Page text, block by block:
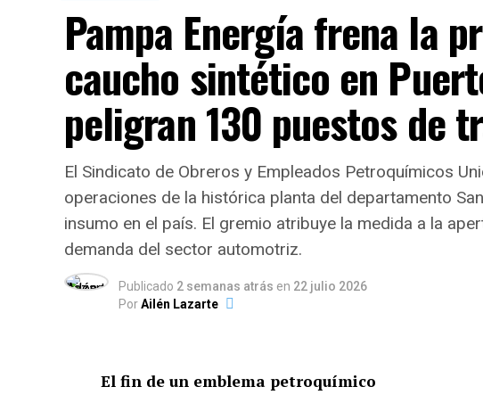
Pampa Energía frena la
caucho sintético en
peligran 130 puestos de
El Sindicato de Obreros y Empleados Petroquímicos
operaciones de la histórica planta del departamento
insumo en el país. El gremio atribuye la medida a la
demanda del sector automotriz.
Publicado 2 semanas atrás en 22 julio 2026
PorAilén Lazarte
El fin de un emblema petroquímico